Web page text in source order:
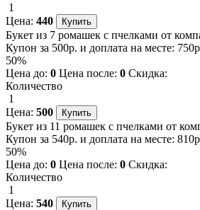
1
Цена: 440
Букет из 7 ромашек с пчелками от
Купон за 500р. и доплата на месте:
50%
Цена до: 0 Цена после: 0 Скидка:
Количество
1
Цена: 500
Букет из 11 ромашек с пчелками от
Купон за 540р. и доплата на месте:
50%
Цена до: 0 Цена после: 0 Скидка:
Количество
1
Цена: 540